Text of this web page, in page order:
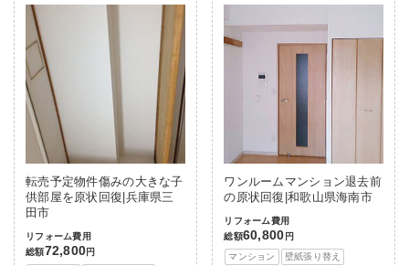
転売予定物件傷みの大きな子
供部屋を原状回復|兵庫県三
田市
リフォーム費用
総額72,800円
ワンルームマンション退去前
の原状回復|和歌山県海南市
リフォーム費用
総額60,800 円
マンション
壁紙張り替え